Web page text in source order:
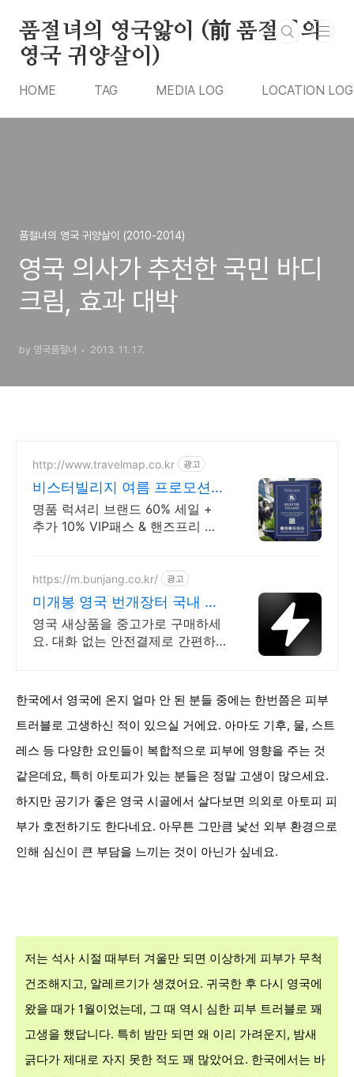
품절녀의 영국앓이 (前 품절녀의
영국 귀양살이)
HOME TAG MEDIA LOG LOCATION LOG
품절녀의 영국 귀양살이 (2010-2014)
영국 의사가 추천한 국민 바디
크림, 효과 대박
by 영국품절녀 2013. 11. 17.
http://www.travelmap.co.kr 광고
비스터빌리지 여름 프로모션
트래블맵
명품 럭셔리 브랜드 60% 세일 +
추가 10% VIP패스 & 핸즈프리 쇼
택 제공
https://m.bunjang.co.kr/ 광고
미개봉 영국 번개장터 국내 최
대 브랜드 중고거래
영국 새상품을 중고가로 구매하세
요. 대화 없는 안전결제로 간편하
신규 상품 업로드
한국에서 영국에 온지 얼마 안 된 분들 중에는 한번쯤은 피부
트러블로 고생하신 적이 있으실 거에요. 아마도 기후, 물, 스트
레스 등 다양한 요인들이 복합적으로 피부에 영향을 주는 것
같은데요, 특히 아토피가 있는 분들은 정말 고생이 많으세요.
하지만 공기가 좋은 영국 시골에서 살다보면 의외로 아토피 피
부가 호전하기도 한다네요. 아무튼 그만큼 낯선 외부 환경으로
인해 심신이 큰 부담을 느끼는 것이 아닌가 싶네요.
저는 석사 시절 때부터 겨울만 되면 이상하게 피부가 무척
건조해지고, 알레르기가 생겼어요. 귀국한 후 다시 영국에
왔을 때가 1월이었는데, 그 때 역시 심한 피부 트러블로 꽤
고생을 했답니다. 특히 밤만 되면 왜 이리 가려운지, 밤새
긁다가 제대로 자지 못한 적도 꽤 많았어요. 한국에서는 바